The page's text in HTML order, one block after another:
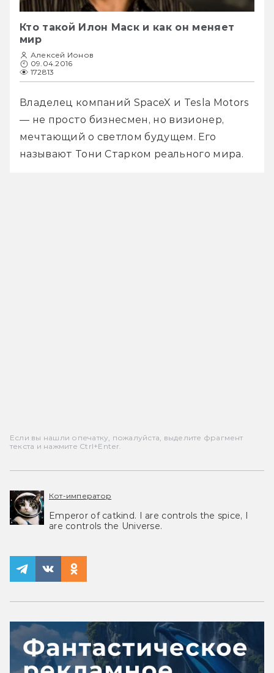
Кто такой Илон Маск и как он меняет
мир
Алексей Ионов
09.04.2016
172813
Владелец компаний SpaceX и Tesla Motors
— не просто бизнесмен, но визионер,
мечтающий о светлом будущем. Его
называют Тони Старком реального мира.
Если вы нашли опечатку, пожалуйста, выделите фрагмент
текста и нажмите Ctrl+Enter.
Кот-император
Emperor of catkind. I are controls the spice, I
are controls the Universe.